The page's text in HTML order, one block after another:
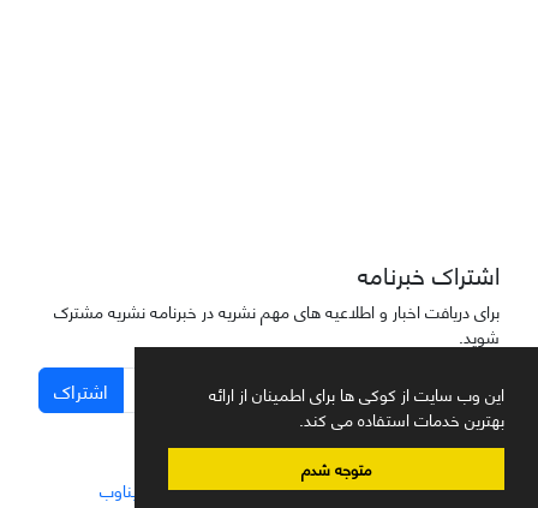
این وب سایت از کوکی ها برای اطمینان از ارائه
بهترین خدمات استفاده می کند.
متوجه شدم
اشتراک خبرنامه
برای دریافت اخبار و اطلاعیه های مهم نشریه در خبرنامه نشریه مشترک
شوید.
اشتراک
سامانه مدیریت نشریات علمی.طراحی و پیاده سازی از سیناوب